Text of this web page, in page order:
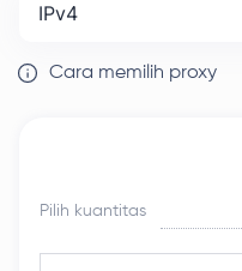
IPv4
Cara memilih proxy
Pilih kuantitas